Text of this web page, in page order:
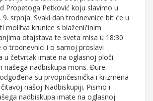
Propetoga Petković koju slavimo u
9. srpnja. Svaki dan trodnevnice bit će u
molitva krunice s blaženičinim
otajstava te sveta misa u 18:30
o trodnevnici i o samoj proslavi
u četvrtak imate na oglasnoj ploči.
našega nadbiskupa mons. Đure
su prvopričesnička i krizmena
našoj Nadbiskupiji. Pismo i
nadbiskupa imate na oglasnoj